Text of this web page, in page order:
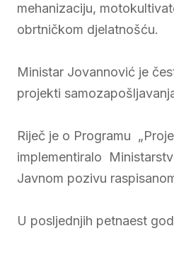
mehanizaciju,
obrtničkom djelatnošću.
Ministar Jovannović je
projekti
Riječ je o Programu
implementiralo
Javnom pozivu
U posljednjih petnaest